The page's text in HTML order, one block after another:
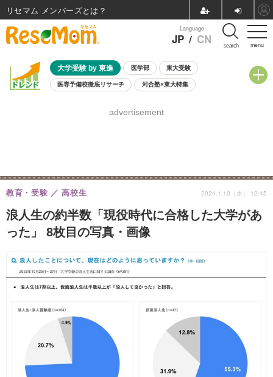
menu
Language
JP / CN search
大学受験 by 東進 医学部 東大受験
医専予備校徹底リサーチ 河合塾×東大特集
8月開催学校説明会・相談会
advertisement
浪人生の約半数「現役時代に合格した大学があ
った」 8枚目の写真・画像
教育・受験 高校生 2024.1.10（水） 12:45
リセマム メンバーズ